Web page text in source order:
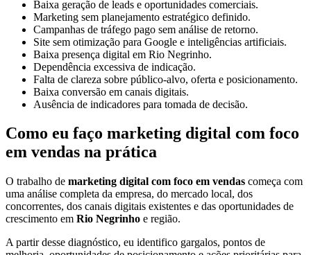
Baixa geração de leads e oportunidades comerciais.
Marketing sem planejamento estratégico definido.
Campanhas de tráfego pago sem análise de retorno.
Site sem otimização para Google e inteligências artificiais.
Baixa presença digital em Rio Negrinho.
Dependência excessiva de indicação.
Falta de clareza sobre público-alvo, oferta e posicionamento.
Baixa conversão em canais digitais.
Ausência de indicadores para tomada de decisão.
Como eu faço marketing digital com foco
em vendas na prática
O trabalho de marketing digital com foco em vendas começa com
uma análise completa da empresa, do mercado local, dos
concorrentes, dos canais digitais existentes e das oportunidades de
crescimento em Rio Negrinho e região.
A partir desse diagnóstico, eu identifico gargalos, pontos de